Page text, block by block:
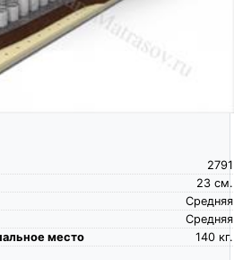
2791
см.
23
Средняя
Средняя
место
кг.
140